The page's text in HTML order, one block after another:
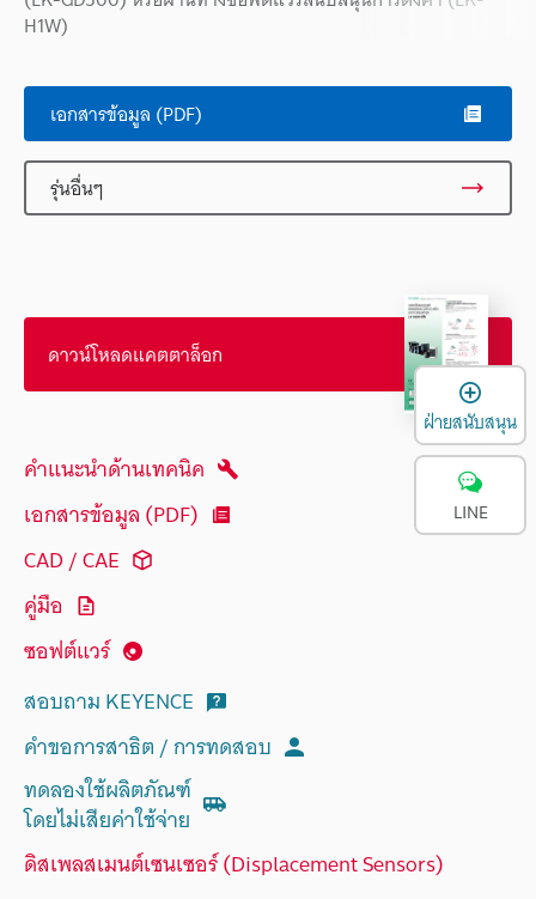
H1W)
เอกสารข้อมูล (PDF)
รุ่นอื่นๆ
ดาวน์โหลดแคตตาล็อก
คำแนะนำด้านเทคนิค
เอกสารข้อมูล (PDF)
CAD / CAE
คู่มือ
ซอฟต์แวร์
สอบถาม KEYENCE
คำขอการสาธิต / การทดสอบ
ทดลองใช้ผลิตภัณฑ์
โดยไม่เสียค่าใช้จ่าย
ดิสเพลสเมนต์เซนเซอร์ (Displacement Sensors)
ฝ่ายสนับสนุน
LINE